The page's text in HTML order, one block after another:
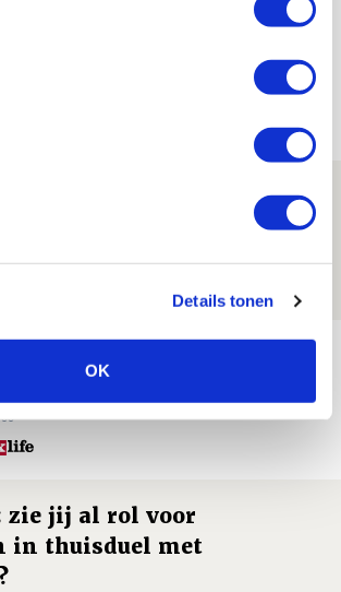
Details tonen
OK
die je moet weten over
zie jij al rol voor
in thuisduel met